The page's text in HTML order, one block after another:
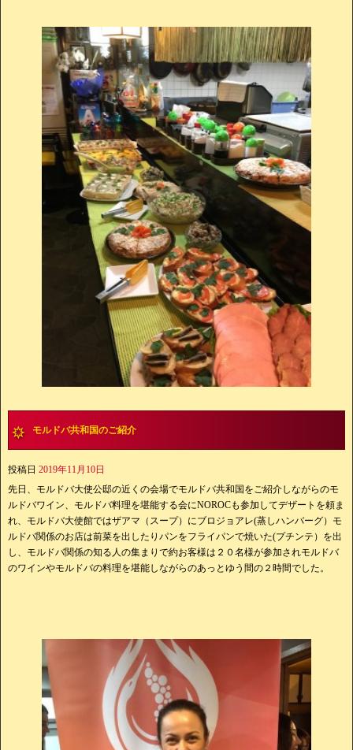
モルドバ共和国のご紹介
投稿日 2019年11月10日
先日、モルドバ大使公邸の近くの会場でモルドバ共和国をご紹介しながらのモ
ルドバワイン、モルドバ料理を堪能する会にNOROCも参加してデザートを頼ま
れ、モルドバ大使館ではザアマ（スープ）にブロジョアレ(蒸しハンバーグ）モ
ルドバ関係のお店は前菜を出したりパンをフライパンで焼いた(プチンテ）を出
し、モルドバ関係の知る人の集まりで約お客様は２０名様が参加されモルドバ
のワインやモルドバの料理を堪能しながらのあっとゆう間の２時間でした。